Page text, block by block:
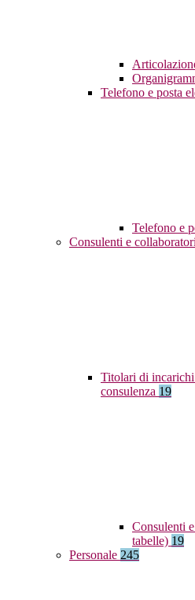
Telefono e posta
Telefono e
Consulenti e collaboratori
Titolari di
consulenza 19
Consulenti
tabelle) 19
Personale 245